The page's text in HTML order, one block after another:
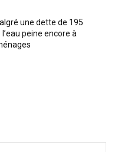
une dette de 195
l’eau peine encore à